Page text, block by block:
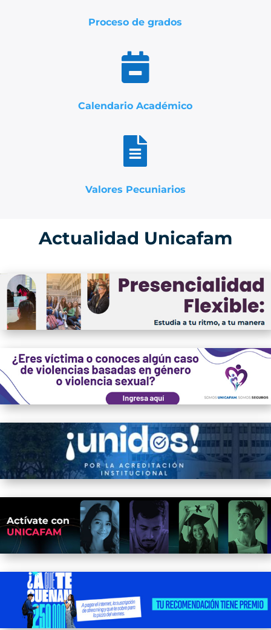
Proceso de grados

Calendario Académico

Valores Pecuniarios
Actualidad Unicafam